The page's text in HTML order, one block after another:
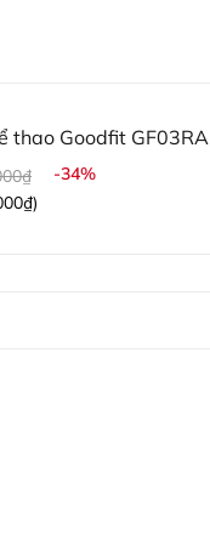
thao Goodfit GF03RA
-34%
)